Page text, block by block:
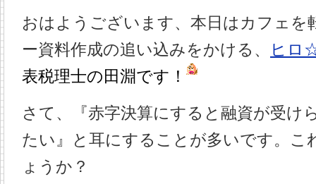
おはようございます、本日はカフェを
ー資料作成の追い込みをかける、
ヒロ
表税理士の田淵です！
さて、『赤字決算にすると融資が受け
たい』と耳にすることが多いです。こ
ょうか？